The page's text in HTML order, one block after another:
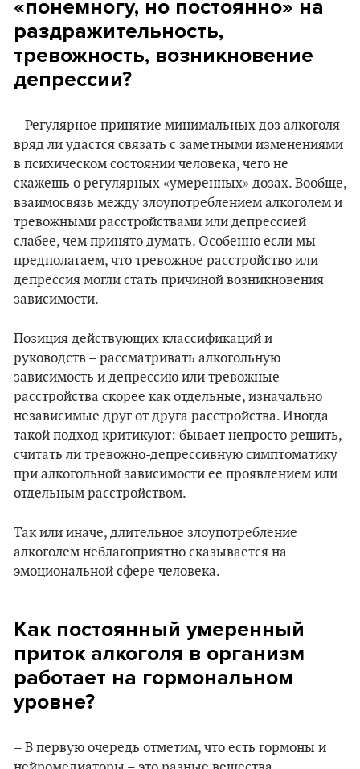
«понемногу, но постоянно» на
раздражительность,
тревожность, возникновение
депрессии?
– Регулярное принятие минимальных доз алкоголя
вряд ли удастся связать с заметными изменениями
в психическом состоянии человека, чего не
скажешь о регулярных «умеренных» дозах. Вообще,
взаимосвязь между злоупотреблением алкоголем и
тревожными расстройствами или депрессией
слабее, чем принято думать. Особенно если мы
предполагаем, что тревожное расстройство или
депрессия могли стать причиной возникновения
зависимости.
Позиция действующих классификаций и
руководств – рассматривать алкогольную
зависимость и депрессию или тревожные
расстройства скорее как отдельные, изначально
независимые друг от друга расстройства. Иногда
такой подход критикуют: бывает непросто решить,
считать ли тревожно-депрессивную симптоматику
при алкогольной зависимости ее проявлением или
отдельным расстройством.
Так или иначе, длительное злоупотребление
алкоголем неблагоприятно сказывается на
эмоциональной сфере человека.
Как постоянный умеренный
приток алкоголя в организм
работает на гормональном
уровне?
– В первую очередь отметим, что есть гормоны и